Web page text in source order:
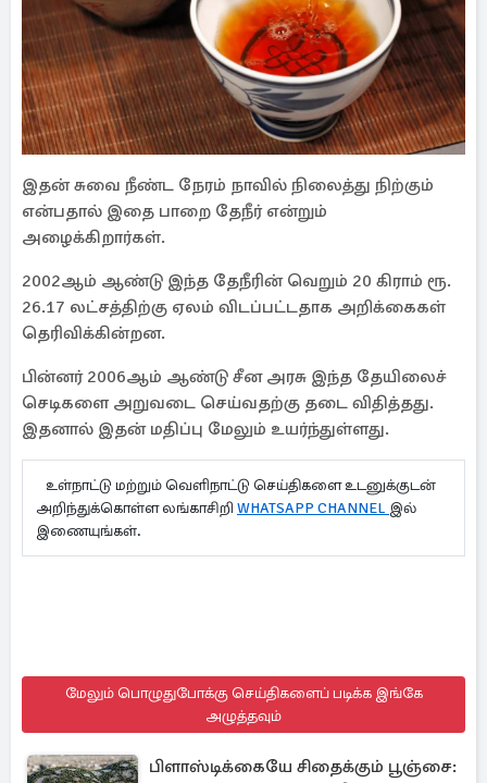
இதன் சுவை நீண்ட நேரம் நாவில் நிலைத்து நிற்கும்
என்பதால் இதை பாறை தேநீர் என்றும்
அழைக்கிறார்கள்.
2002ஆம் ஆண்டு இந்த தேநீரின் வெறும் 20 கிராம் ரூ.
26.17 லட்சத்திற்கு ஏலம் விடப்பட்டதாக அறிக்கைகள்
தெரிவிக்கின்றன.
பின்னர் 2006ஆம் ஆண்டு சீன அரசு இந்த தேயிலைச்
செடிகளை அறுவடை செய்வதற்கு தடை விதித்தது.
இதனால் இதன் மதிப்பு மேலும் உயர்ந்துள்ளது.
உள்நாட்டு மற்றும் வெளிநாட்டு செய்திகளை உடனுக்குடன்
அறிந்துக்கொள்ள லங்காசிறி WHATSAPP CHANNEL இல்
இணையுங்கள்.
மேலும் பொழுதுபோக்கு செய்திகளைப் படிக்க இங்கே
அழுத்தவும்
பிளாஸ்டிக்கையே சிதைக்கும் பூஞ்சை: